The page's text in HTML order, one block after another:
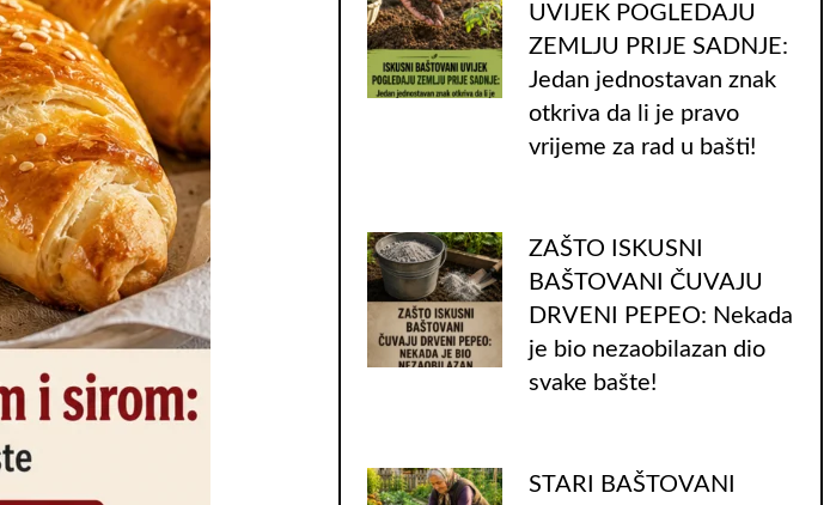
UVIJEK POGLEDAJU
ZEMLJU PRIJE SADNJE:
Jedan jednostavan znak
otkriva da li je pravo
vrijeme za rad u bašti!
ZAŠTO ISKUSNI
BAŠTOVANI ČUVAJU
DRVENI PEPEO: Nekada
je bio nezaobilazan dio
svake bašte!
STARI BAŠTOVANI